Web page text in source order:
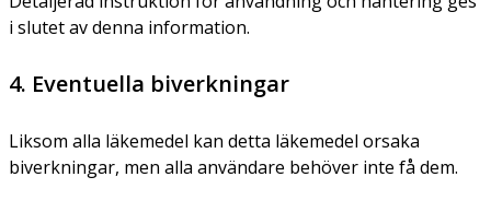
i slutet av denna information.
4. Eventuella biverkningar
Liksom alla läkemedel kan detta läkemedel orsaka
biverkningar, men alla användare behöver inte få dem.